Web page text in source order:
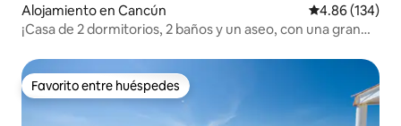
Alojamiento en Cancún Calificación
4.86 (134)
¡Casa de 2 dormitorios, 2 baños y un aseo, con una gran
Favorito entre huéspedes
Favorito entre huéspedes